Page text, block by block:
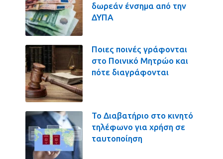
δωρεάν ένσημα από την
ΔΥΠΑ
Ποιες ποινές γράφονται
στο Ποινικό Μητρώο και
πότε διαγράφονται
Το Διαβατήριο στο κινητό
τηλέφωνο για χρήση σε
ταυτοποίηση